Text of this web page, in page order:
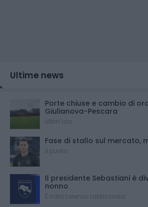
Ultime news
Porte chiuse e cambio di
Giulianova-Pescara
Ultim'ora
Fase di stallo sul mercato,
Il punto
Il presidente Sebastiani è
nonno
È nato Lorenzo Labricciosa